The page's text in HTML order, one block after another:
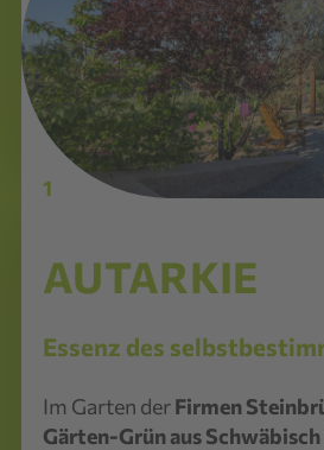
1
AUTARKIE
Essenz des
Im Garten derFirmen
Gärten-Grün aus